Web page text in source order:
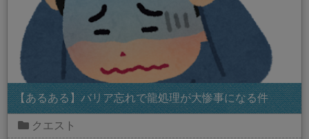
【あるある】バリア忘れで龍処理が大惨事になる件
クエスト